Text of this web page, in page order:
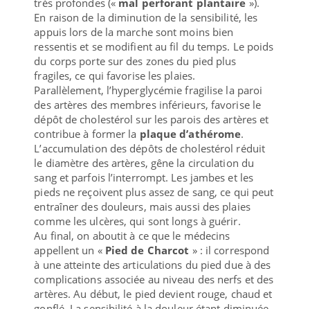
En raison de la diminution de la sensibilité, les
appuis lors de la marche sont moins bien
ressentis et se modifient au fil du temps. Le poids
du corps porte sur des zones du pied plus
fragiles, ce qui favorise les plaies.
Parallèlement, l’hyperglycémie fragilise la paroi
des artères des membres inférieurs, favorise le
dépôt de cholestérol sur les parois des artères et
contribue à former la plaque d’athérome.
L’accumulation des dépôts de cholestérol réduit
le diamètre des artères, gêne la circulation du
sang et parfois l’interrompt. Les jambes et les
pieds ne reçoivent plus assez de sang, ce qui peut
entraîner des douleurs, mais aussi des plaies
comme les ulcères, qui sont longs à guérir.
Au final, on aboutit à ce que le médecins
appellent un « Pied de Charcot » : il correspond
à une atteinte des articulations du pied due à des
complications associée au niveau des nerfs et des
artères. Au début, le pied devient rouge, chaud et